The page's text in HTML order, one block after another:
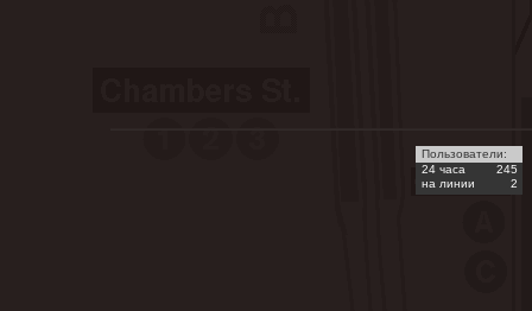
Пользователи:
24 часа
245
на линии
2